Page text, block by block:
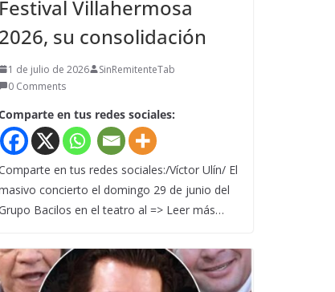
Festival Villahermosa
2026, su consolidación
1 de julio de 2026
SinRemitenteTab
0 Comments
en tus redes sociales:
en tus redes sociales:/Víctor Ulín/ El
concierto el domingo 29 de junio del
Bacilos en el teatro al => Leer más…